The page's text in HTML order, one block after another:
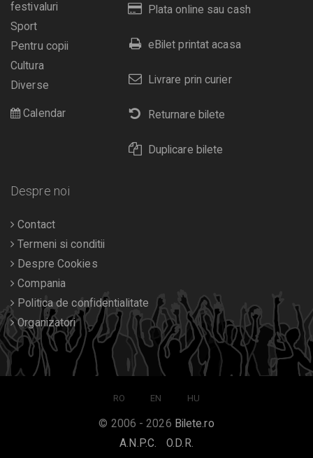
Plata online sau cash
eBilet printat acasa
Livrare prin curier
Returnare bilete
Duplicare bilete
festivaluri
Sport
Pentru copii
Cultura
Diverse
Calendar
Despre noi
Contact
Termeni si conditii
Despre Cookies
Compania
Politica de confidentialitate
Organizatori
RO EN HU
© 2006 - 2026 Bilete.ro
A.N.P.C.
O.D.R.